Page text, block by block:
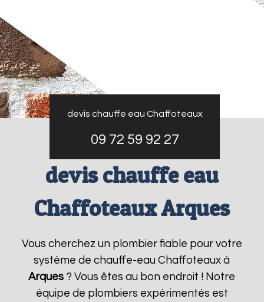
devis chauffe eau Chaffoteaux
09 72 59 92 27
devis chauffe eau
Chaffoteaux Arques
Vous cherchez un plombier fiable pour votre
système de chauffe-eau Chaffoteaux à
Arques ? Vous êtes au bon endroit ! Notre
équipe de plombiers expérimentés est